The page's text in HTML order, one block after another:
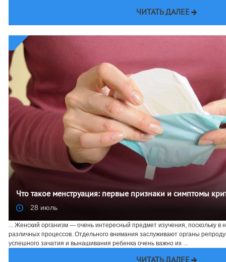
ЧИТАТЬ ДАЛЕЕ
Что такое менструация: первые признаки и симптомы
28 июль
... Женский организм — очень интересный предмет изучения, поскольку в
различных процессов. Отдельного внимания заслуживают органы
успешного зачатия и вынашивания ребенка очень важно их ...